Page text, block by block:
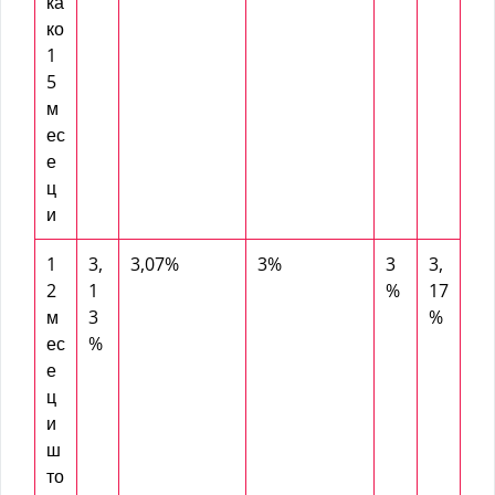
ко
1
5
м
ес
е
ц
и
1
2
м
ес
е
ц
и
ш
то
3,
1
3
%
3,07% 3%
3
%
3,
17
%